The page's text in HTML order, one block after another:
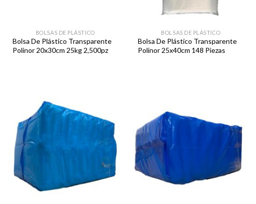
BOLSAS DE PLÁSTICO
Bolsa De Plástico Transparente
Polinor 20x30cm 25kg 2,500pz
BOLSAS DE PLÁSTICO
Bolsa De Plástico Transparente
Polinor 25x40cm 148 Piezas
Favoritos Favoritos